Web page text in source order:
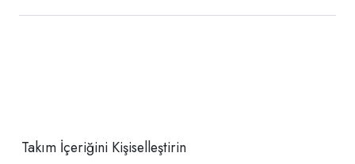
Takım İçeriğini Kişiselleştirin